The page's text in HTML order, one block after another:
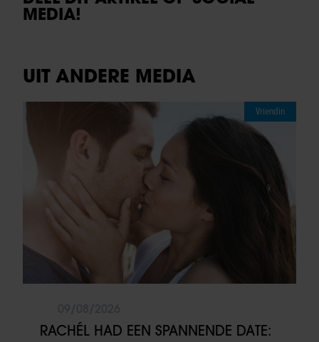
MEDIA!
UIT ANDERE MEDIA
Vriendin
RACHÉL HAD EEN SPANNENDE DATE: